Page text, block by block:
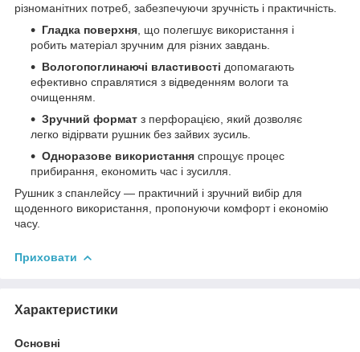
різноманітних потреб, забезпечуючи зручність і практичність.
Гладка поверхня , що полегшує використання і
робить матеріал зручним для різних завдань.
Вологопоглинаючі властивості допомагають
ефективно справлятися з відведенням вологи та
очищенням.
Зручний формат з перфорацією, який дозволяє
легко відірвати рушник без зайвих зусиль.
Одноразове використання спрощує процес
прибирання, економить час і зусилля.
Рушник з спанлейсу — практичний і зручний вибір для
щоденного використання, пропонуючи комфорт і економію
часу.
Приховати
Характеристики
Основні